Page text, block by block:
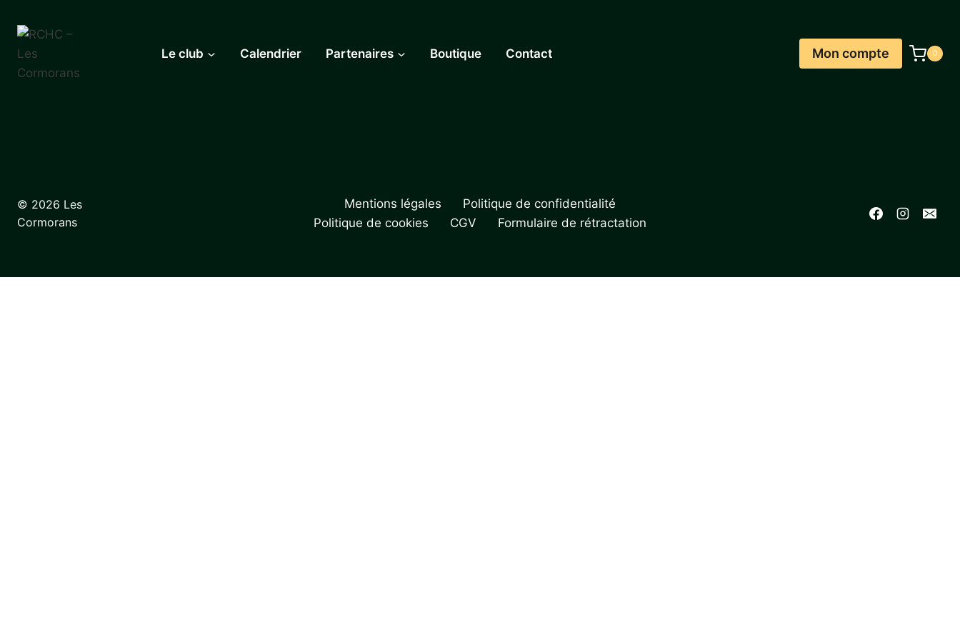
contenu
Le club Calendrier Partenaires Boutique Contact Mon compte 0
© 2026 Les
Cormorans
Mentions légales
Politique de confidentialité
Politique de cookies
CGV Formulaire de rétractation